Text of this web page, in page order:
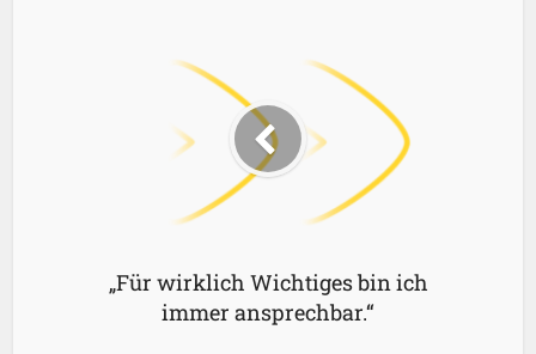
„Für wirklich Wichtiges bin ich
immer ansprechbar.“